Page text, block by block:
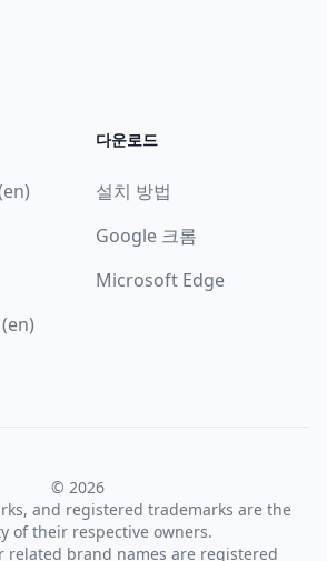
다운로드
설치 방법
Google 크롬
Microsoft Edge
© 2026
and registered trademarks are the
of their respective owners.
related brand names are registered